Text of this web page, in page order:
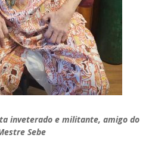
inveterado e militante, amigo do
Sebe